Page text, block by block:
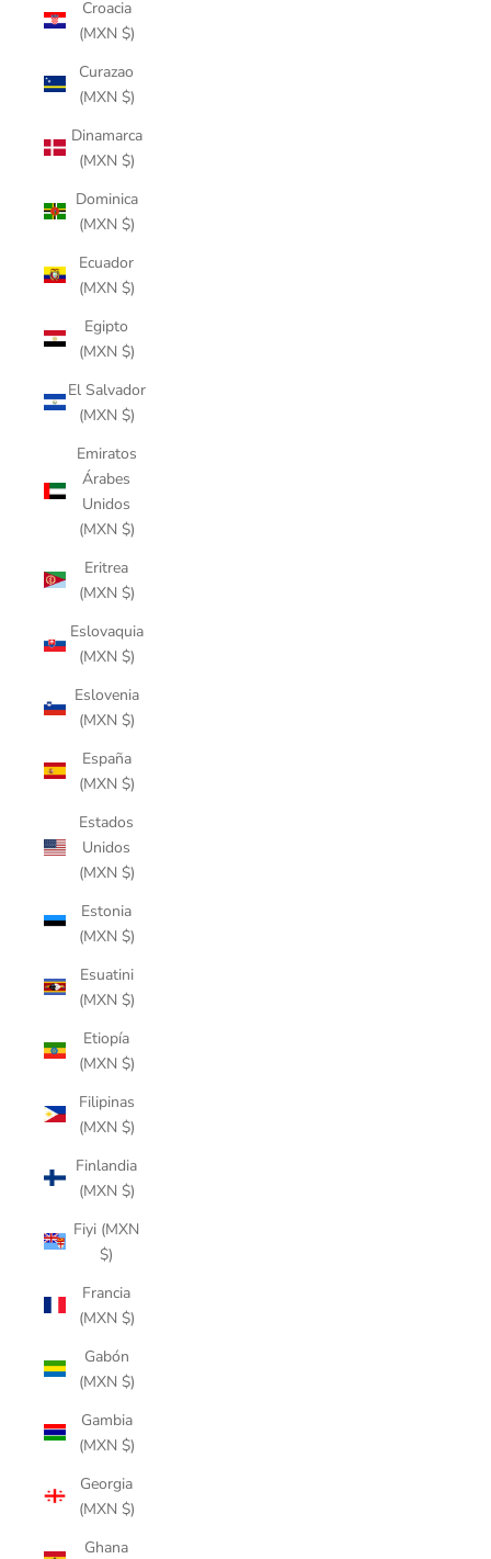
Croacia
(MXN $)
Curazao
(MXN $)
Dinamarca
(MXN $)
Dominica
(MXN $)
Ecuador
(MXN $)
Egipto
(MXN $)
El Salvador
(MXN $)
Emiratos
Árabes
Unidos
(MXN $)
Eritrea
(MXN $)
Eslovaquia
(MXN $)
Eslovenia
(MXN $)
España
(MXN $)
Estados
Unidos
(MXN $)
Estonia
(MXN $)
Esuatini
(MXN $)
Etiopía
(MXN $)
Filipinas
(MXN $)
Finlandia
(MXN $)
Fiyi (MXN
$)
Francia
(MXN $)
Gabón
(MXN $)
Gambia
(MXN $)
Georgia
(MXN $)
Ghana